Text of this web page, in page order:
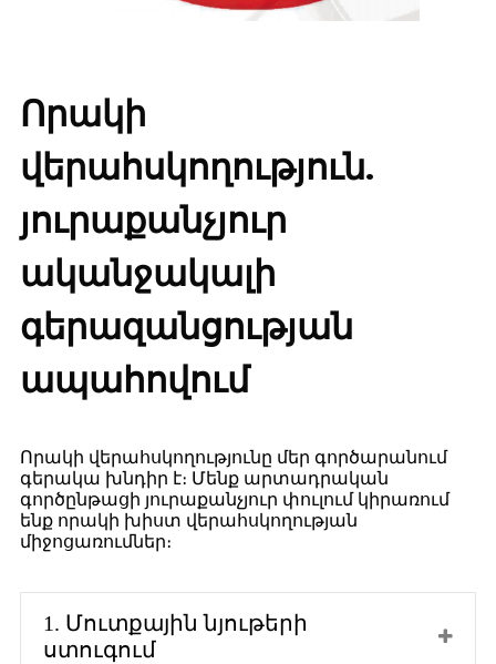
Որակի
վերահսկողություն.
յուրաքանչյուր
ականջակալի
գերազանցության
ապահովում
Որակի վերահսկողությունը մեր գործարանում
գերակա խնդիր է։ Մենք արտադրական
գործընթացի յուրաքանչյուր փուլում կիրառում
ենք որակի խիստ վերահսկողության
միջոցառումներ։
1. Մուտքային նյութերի
ստուգում